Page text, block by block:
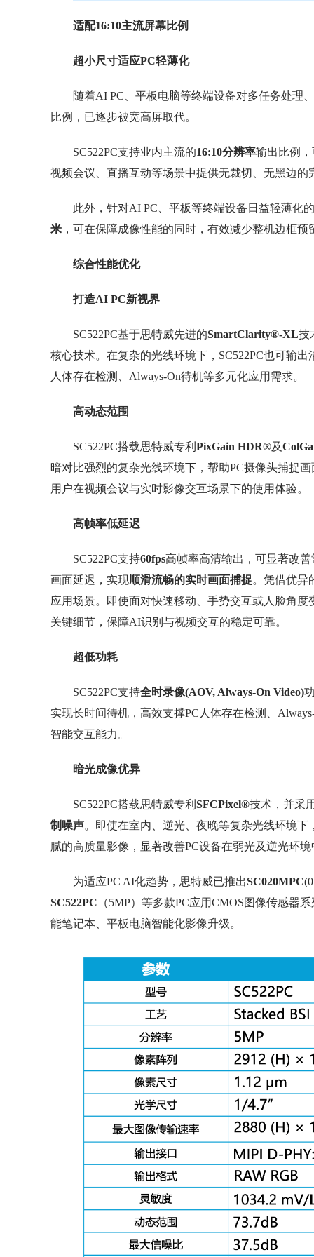
适配16:10主流屏幕比例
超小尺寸适应PC轻薄化
随着AI PC、平板电脑等终端设备对多任务处理
比例，已逐步被宽高屏取代。
SC522PC支持业内主流的16:10分辨率输出比例
视频会议、直播互动等场景中提供无裁切、无黑边
此外，针对AI PC、平板等终端设备日益轻薄化
米 ，可在保障成像性能的同时，有效减少整机边框
综合性能优化
打造AI PC新视界
SC522PC基于思特威先进的SmartClarity®-XL技
核心技术。在复杂的光线环境下，SC522PC也可输
人体存在检测、Always-On待机等多元化应用需求。
高动态范围
SC522PC搭载思特威专利 PixGain HDR®及
暗对比强烈的复杂光线环境下，帮助PC摄像头捕捉
用户在视频会议与实时影像交互场景下的使用体验。
高帧率低延迟
SC522PC支持60fps高帧率高清输出，可显著改
画面延迟，实现顺滑流畅的实时画面捕捉。凭借优异
应用场景。即使面对快速移动、手势交互或人脸角
关键细节，保障AI识别与视频交互的稳定可靠。
超低功耗
SC522PC支持全时录像(AOV, Always-On Video)
实现长时间待机，高效支撑PC人体存在检测、
智能交互能力。
暗光成像优异
SC522PC搭载思特威专利 SFCPixel®技术，并采
制噪声。即使在室内、逆光、夜晚等复杂光线环境
腻的高质量影像，显著改善PC设备在弱光及逆光环
为适应PC AI化趋势，思特威已推出SC020MPC
SC522PC （5MP）等多款PC应用CMOS图像传感器
能笔记本、平板电脑智能化影像升级。